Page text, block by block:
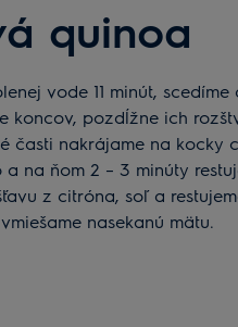
quinoa
koncov, pozdĺžne ich
časti nakrájame na kocky
na ňom 2 – 3 minúty
z citróna, soľ a
nasekanú mätu.